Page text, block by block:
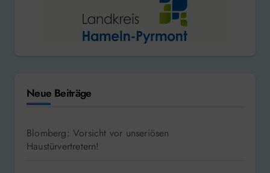
Neue Beiträge
Blomberg: Vorsicht vor unseriösen
Haustürvertretern!